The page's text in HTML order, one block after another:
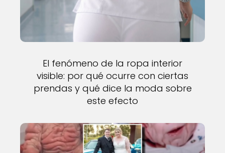
El fenómeno de la ropa interior
visible: por qué ocurre con ciertas
prendas y qué dice la moda sobre
este efecto